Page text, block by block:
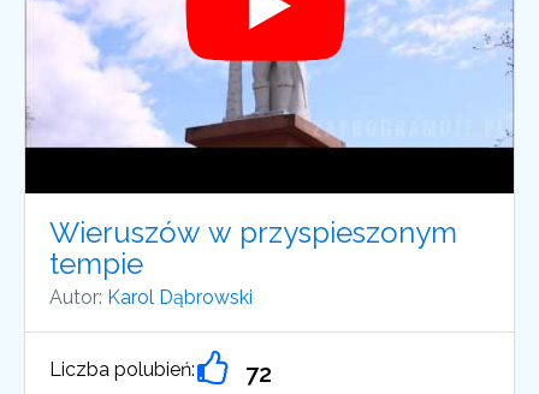
Wieruszów w przyspieszonym
tempie
Autor: Karol Dąbrowski
Liczba polubień: 72